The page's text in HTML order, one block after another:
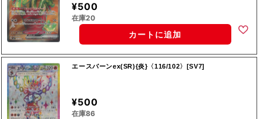
¥500
在庫20
カートに追加
エースバーンex(SR){炎}〈116/102〉[SV7]
¥500
在庫86